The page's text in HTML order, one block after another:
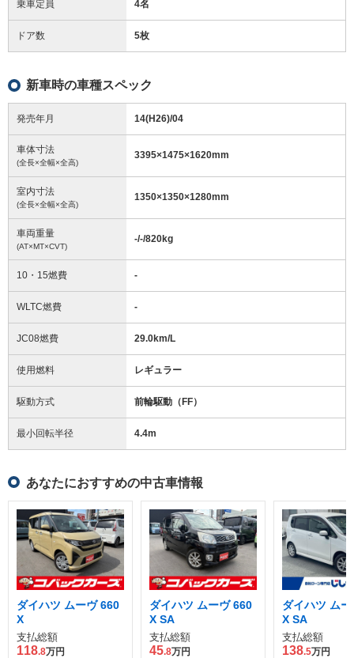
乗車定員 4名
ドア数 5枚
新車時の車種スペック
発売年月 14(H26)/04
車体寸法
(全長×全幅×全高)
3395×1475×1620mm
室内寸法
(全長×全幅×全高)
1350×1350×1280mm
車両重量
(AT×MT×CVT)
-/-/820kg
10・15燃費 -
WLTC燃費 -
JC08燃費 29.0km/L
使用燃料 レギュラー
駆動方式 前輪駆動（FF）
最小回転半径 4.4m
あなたにおすすめの中古車情報
ダイハツ ムーヴ 660
X
支払総額
118.8万円
ダイハツ ムーヴ 660
X SA
支払総額
45.8万円
ダイハツ ム
X SA
支払総額
138.5万円